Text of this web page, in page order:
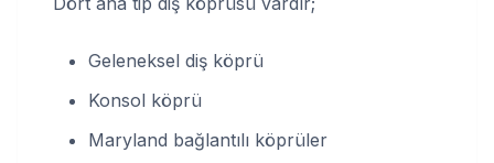
Geleneksel diş köprü
Konsol köprü
Maryland bağlantılı köprüler